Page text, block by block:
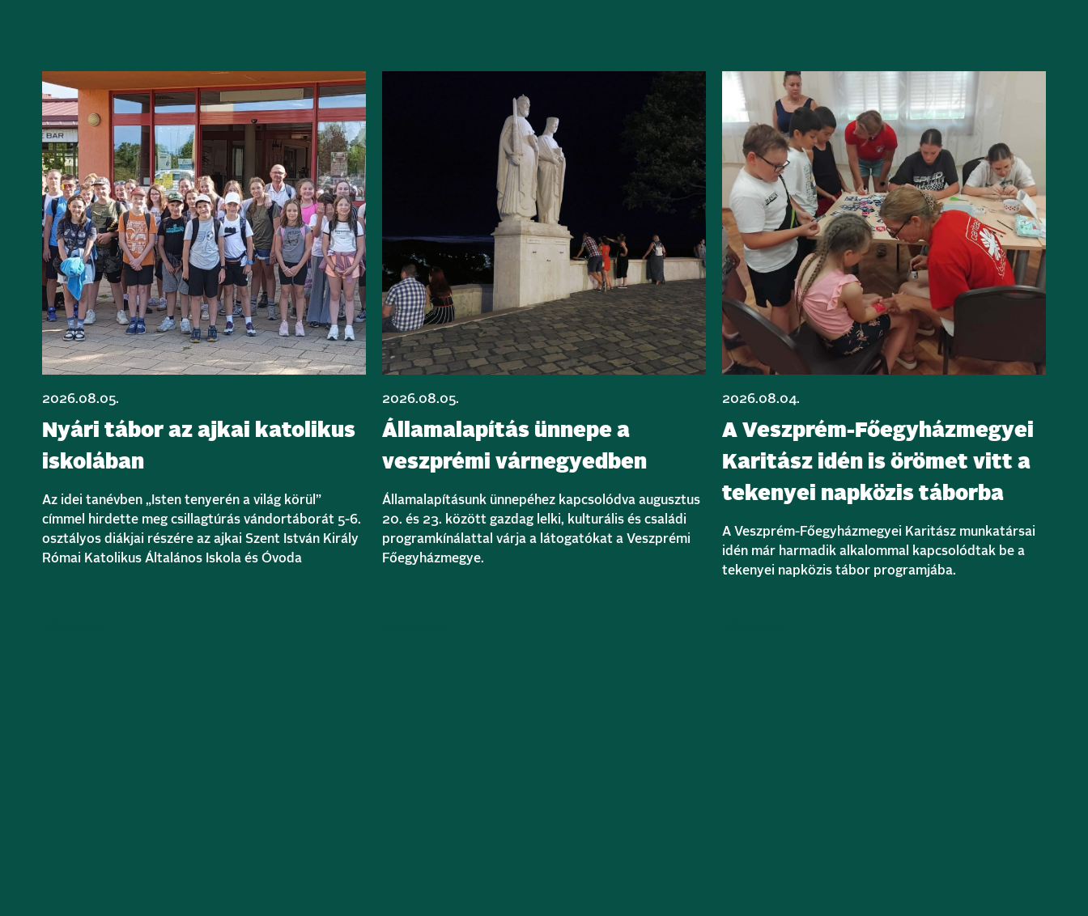
2026.08.05.
Nyári tábor az ajkai katolikus
iskolában
Az idei tanévben „Isten tenyerén a világ körül”
címmel hirdette meg csillagtúrás vándortáborát 5-6.
osztályos diákjai részére az ajkai Szent István Király
Római Katolikus Általános Iskola és Óvoda
2026.08.05.
Államalapítás ünnepe a
veszprémi várnegyedben
Államalapításunk ünnepéhez kapcsolódva augusztus
20. és 23. között gazdag lelki, kulturális és családi
programkínálattal várja a látogatókat a Veszprémi
Főegyházmegye.
2026.08.04.
A Veszprém-Főegyházmegyei
Karitász idén is örömet vitt a
tekenyei napközis táborba
A Veszprém-Főegyházmegyei Karitász munkatársai
idén már harmadik alkalommal kapcsolódtak be a
tekenyei napközis tábor programjába.